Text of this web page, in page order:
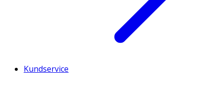
Kundservice